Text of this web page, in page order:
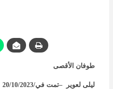
طوفان الأقصى
ليلى لعوير –تمت في/20/10/2023